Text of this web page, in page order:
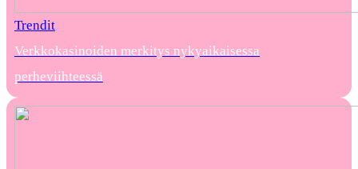
Trendit
Verkkokasinoiden merkitys nykyaikaisessa
perheviihteessä